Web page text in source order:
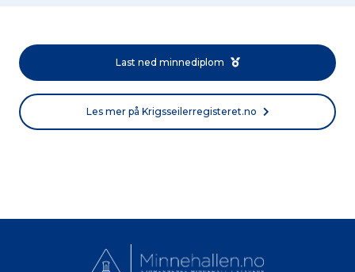
Last ned minnediplom
Les mer på Krigsseilerregisteret.no